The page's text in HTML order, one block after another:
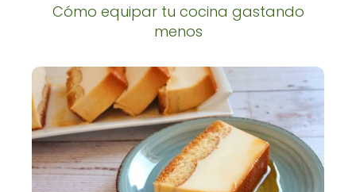
Cómo equipar tu cocina gastando
menos